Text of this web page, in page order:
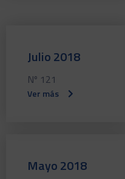
Julio 2018
Nº 121
Ver más
Mayo 2018